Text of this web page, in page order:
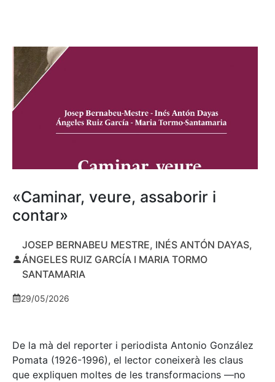
«Caminar, veure, assaborir i
contar»
JOSEP BERNABEU MESTRE, INÉS ANTÓN DAYAS,
ÁNGELES RUIZ GARCÍA I MARIA TORMO
SANTAMARIA
29/05/2026
De la mà del reporter i periodista Antonio González
Pomata (1926-1996), el lector coneixerà les claus
que expliquen moltes de les transformacions —no